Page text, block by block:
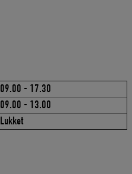
09.00 - 17.30
09.00 - 13.00
Lukket